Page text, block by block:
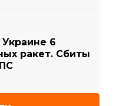
6
ракет. Сбиты